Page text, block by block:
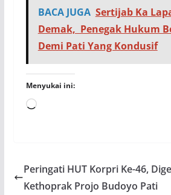
BACA JUGA Sertijab Ka
Demak, Penegak Hukum
Demi Pati Yang Kondusif
Menyukai ini:
Memuat...
Peringati HUT Korpri Ke-46,
Kethoprak Projo Budoyo Pati